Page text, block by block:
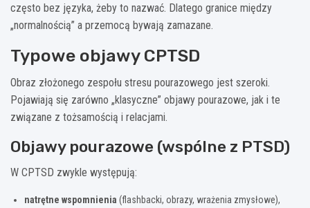
często bez języka, żeby to nazwać. Dlatego granice między
„normalnością” a przemocą bywają zamazane.
Typowe objawy CPTSD
Obraz złożonego zespołu stresu pourazowego jest szeroki.
Pojawiają się zarówno „klasyczne” objawy pourazowe, jak i te
związane z tożsamością i relacjami.
Objawy pourazowe (wspólne z PTSD)
W CPTSD zwykle występują:
natrętne wspomnienia (flashbacki, obrazy, wrażenia zmysłowe),